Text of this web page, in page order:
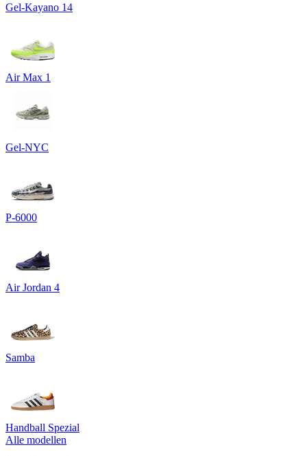
Gel-Kayano 14
Air Max 1
Gel-NYC
P-6000
Air Jordan 4
Samba
Handball Spezial
Alle modellen